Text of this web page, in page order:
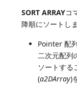
SORT ARRAYコ
降順にソートしま
Pointer 配
二次元配列
ソートする
(a2DArray)